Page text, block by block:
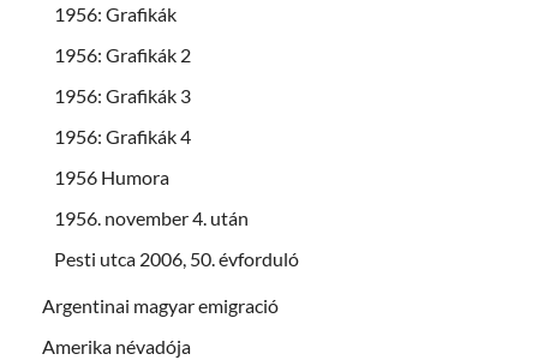
1956: Grafikák
1956: Grafikák 2
1956: Grafikák 3
1956: Grafikák 4
1956 Humora
1956. november 4. után
Pesti utca 2006, 50. évforduló
Argentinai magyar emigració
Amerika névadója